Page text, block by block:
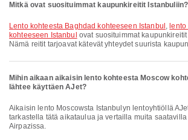
Mitkä ovat suosituimmat kaupunkireitit Istanbuliin?
lento kohteesta Baghdad kohteeseen Istanbul ,
kohteeseen Istanbul ovat suosituimmat
Nämä reitit tarjoavat kätevät yhteydet suurista
Mihin aikaan aikaisin lento kohteesta Moscow
lähtee käyttäen AJet?
Aikaisin lento Moscowsta Istanbulyn lentoyhtiöllä AJet lähtee klo 01.45. Voit
tarkastella tätä aikataulua ja vertailla muita
Airpazissa.